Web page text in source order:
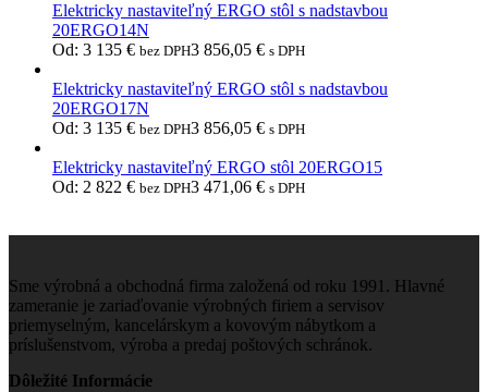
Elektricky nastaviteľný ERGO stôl s nadstavbou
20ERGO14N
Od: 3 135 € bez DPH3 856,05 € s DPH
Elektricky nastaviteľný ERGO stôl s nadstavbou
20ERGO17N
Od: 3 135 € bez DPH3 856,05 € s DPH
Elektricky nastaviteľný ERGO stôl 20ERGO15
Od: 2 822 € bez DPH3 471,06 € s DPH
Sme výrobná a obchodná firma založená od roku 1991. Hlavné
zameranie je zariaďovanie výrobných firiem a servisov
priemyselným, kancelárskym a kovovým nábytkom a
príslušenstvom, výroba a predaj poštových schránok.
Dôležité Informácie